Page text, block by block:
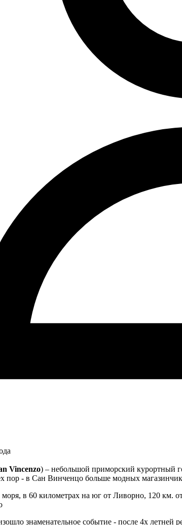
Vincenzo) – небольшой приморский курортный
- в Сан Винченцо больше модных
в 60 километрах на юг от Ливорно, 120 км.
знаменательное событие - после 4х летней